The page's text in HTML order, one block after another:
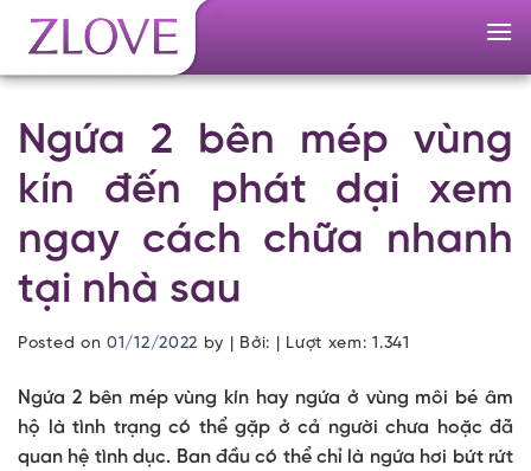
Skip
content
Ngứa 2 bên mép vùng
kín đến phát dại xem
ngay cách chữa nhanh
tại nhà sau
Posted on 01/12/2022 by | Bởi: | Lượt xem:1.341
Ngứa 2 bên mép vùng kín hay ngứa ở vùng môi bé âm
hộ là tình trạng có thể gặp ở cả người chưa hoặc đã
quan hệ tình dục. Ban đầu có thể chỉ là ngứa hơi bứt rứt